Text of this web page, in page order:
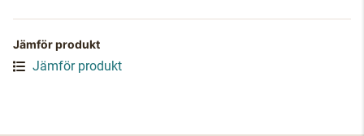
Jämför produkt
Jämför produkt